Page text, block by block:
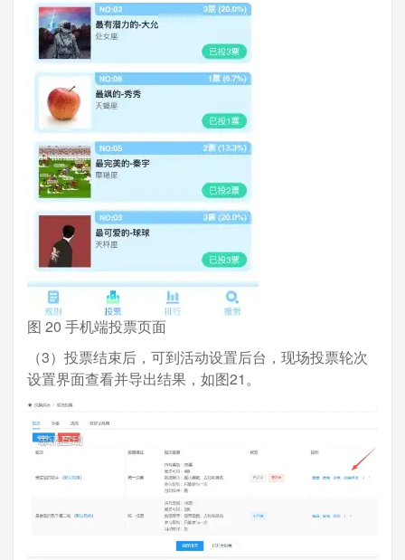
图 20 手机端投票页面
（3）投票结束后，可到活动设置后台，现场投票轮次
设置界面查看并导出结果，如图21。